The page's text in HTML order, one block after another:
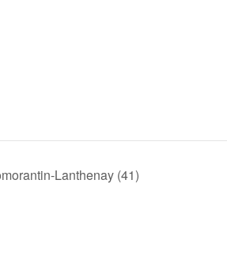
Lanthenay (41)